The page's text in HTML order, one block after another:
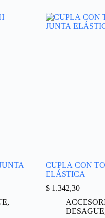
,
CUPLA CON
ELÁSTICA
$1.342,30
DESAGUE